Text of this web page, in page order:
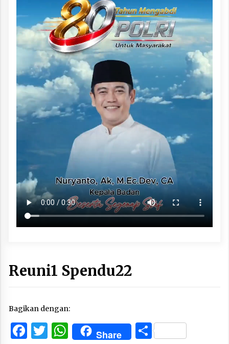
Reuni1 Spendu22
Bagikan dengan:
Facebook
Twitter
WhatsApp
Share Share